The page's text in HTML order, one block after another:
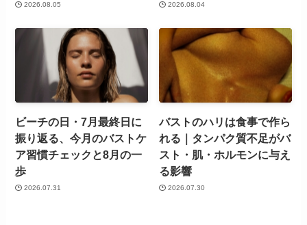
2026.08.05 2026.08.04
ビーチの日・7月最終日に
振り返る、今月のバストケ
ア習慣チェックと8月の一
歩
2026.07.31
バストのハリは食事で作ら
れる｜タンパク質不足がバ
スト・肌・ホルモンに与え
る影響
2026.07.30